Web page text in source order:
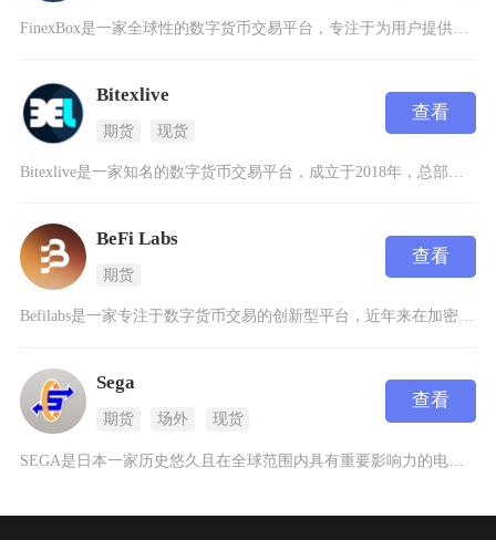
FinexBox是一家全球性的数字货币交易平台，专注于为用户提供安全、高效的加密货币交易服
Bitexlive
期货 现货
查看
BeFi Labs
期货
查看
Befilabs是一家专注于数字货币交易的创新型平台，近年来在加密货币领域逐渐崭露头角。这
Sega
期货 场外 现货
查看
SEGA是日本一家历史悠久且在全球范围内具有重要影响力的电子游戏公司，成立于1940年，最